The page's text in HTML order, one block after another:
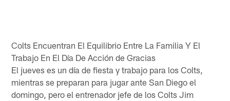
Colts Encuentran El Equilibrio Entre La Familia Y El
Trabajo En El Día De Acción de Gracias
El jueves es un día de fiesta y trabajo para los Colts,
mientras se preparan para jugar ante San Diego el
domingo, pero el entrenador jefe de los Colts Jim